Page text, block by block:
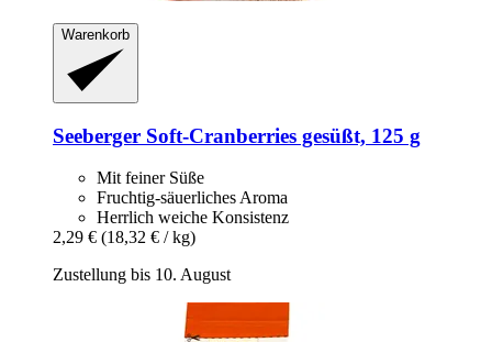
Warenkorb
Seeberger Soft-​Cranberries gesüßt, 125 g
Mit feiner Süße
Fruchtig-säuerliches Aroma
Herrlich weiche Konsistenz
2,29 € (18,32 € / kg)
Zustellung bis 10. August